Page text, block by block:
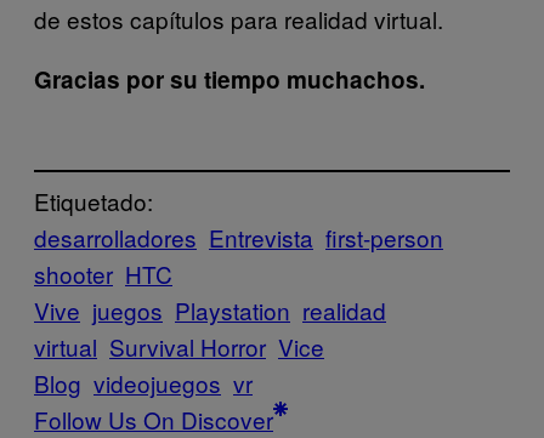
de estos capítulos para realidad virtual.
Gracias por su tiempo muchachos.
Etiquetado:
desarrolladores Entrevista first-person
shooter HTC
Vive juegos Playstation realidad
virtual Survival Horror Vice
Blog videojuegos vr
Follow Us On Discover